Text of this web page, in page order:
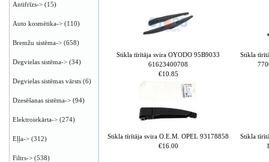
Stikla tīrītāja svira OYODO 95B9033
61623400708
€10.85
Stikla
Stikla tīrītāja svira O.E.M. OPEL 93178858
€16.00
Stikla
Antifrīzs-> (15)
Auto kosmētika-> (110)
Bremžu sistēma-> (658)
Degvielas sistēma-> (34)
Degvielas sistēmas vārsts (6)
Dzesēšanas sistēma-> (94)
Elektroiekārta-> (274)
Eļļa-> (312)
Filtrs-> (538)